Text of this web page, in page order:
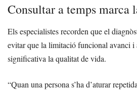
Consultar a temps marca
Els especialistes recorden que el
evitar que la limitació funcional avanci i
significativa la qualitat de vida.
“Quan una persona s’ha d’aturar